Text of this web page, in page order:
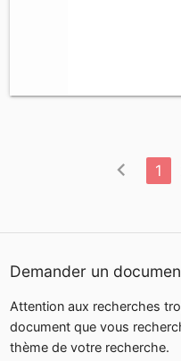
chevron_left 1
Demander un
Attention aux recherches
document que vous
thème de votre recherche.